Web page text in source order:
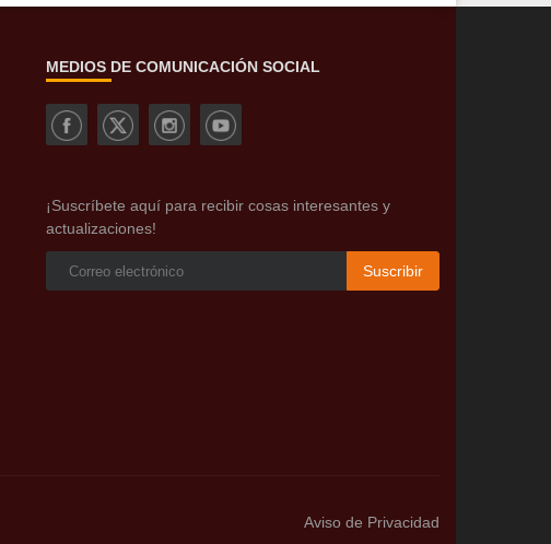
MEDIOS DE COMUNICACIÓN SOCIAL
¡Suscríbete aquí para recibir cosas interesantes y
actualizaciones!
Suscribir
Aviso de Privacidad